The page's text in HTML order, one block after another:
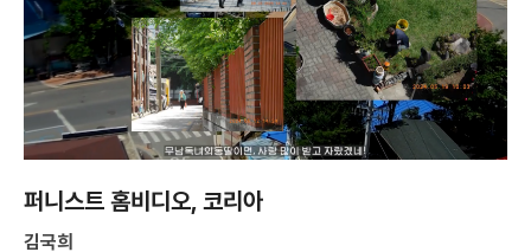
퍼니스트 홈비디오, 코리아
김국희